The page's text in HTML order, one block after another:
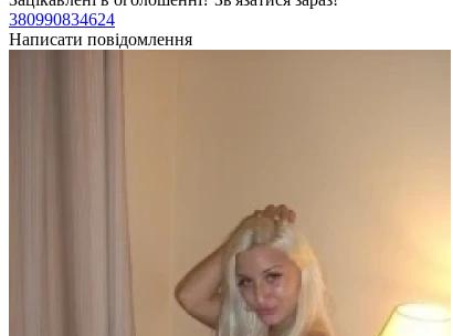
380990834624
Написати повідомлення